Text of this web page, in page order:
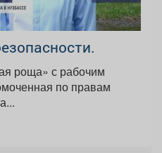
роща» с рабочим
по правам